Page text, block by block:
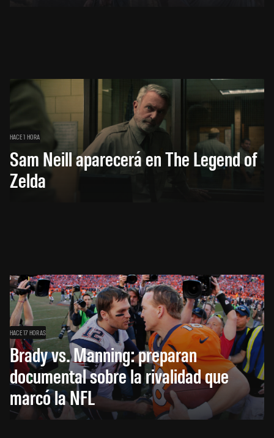
HACE 1 HORA
Sam Neill aparecerá en The Legend of
Zelda
HACE 17 HORAS
Brady vs. Manning: preparan
documental sobre la rivalidad que
marcó la NFL